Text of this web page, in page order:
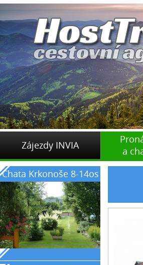
Zájezdy INVIA
a
Chata Krkonoše 8-14os